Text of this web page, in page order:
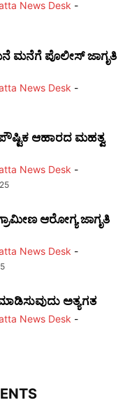
News Desk -
ಮನೆಗೆ ಪೊಲೀಸ್ ಜಾಗೃತಿ
News Desk -
ಆಹಾರದ ಮಹತ್ವ
News Desk -
ಆರೋಗ್ಯ ಜಾಗೃತಿ
News Desk -
ಅತ್ಯಗತ
News Desk -